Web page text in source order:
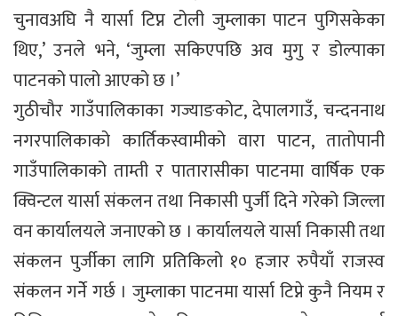
चुनावअघि नै यार्सा टिप्न टोली जुम्लाका पाटन पुगिसकेका
थिए,’ उनले भने, ‘जुम्ला सकिएपछि अव मुगु र डोल्पाका
पाटनको पालो आएको छ ।’
गुठीचौर गाउँपालिकाका गज्याङकोट, देपालगाउँ, चन्दननाथ
नगरपालिकाको कार्तिकस्वामीको वारा पाटन, तातोपानी
गाउँपालिकाको ताम्ती र पातारासीका पाटनमा वार्षिक एक
क्विन्टल यार्सा संकलन तथा निकासी पुर्जी दिने गरेको जिल्ला
वन कार्यालयले जनाएको छ । कार्यालयले यार्सा निकासी तथा
संकलन पुर्जीका लागि प्रतिकिलो १० हजार रुपैयाँ राजस्व
संकलन गर्नेे गर्छ । जुम्लाका पाटनमा यार्सा टिप्ने कुनै नियम र